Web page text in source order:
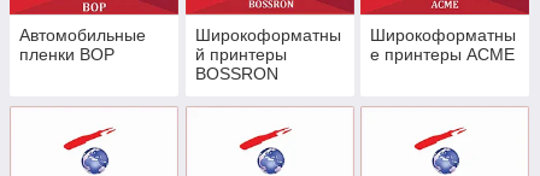
Автомобильные
пленки BOP
Широкоформатны
й принтеры
BOSSRON
Широкоформатны
е принтеры ACME